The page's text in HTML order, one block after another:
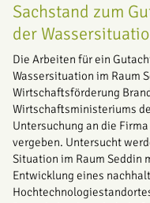
Sachstand zum
der
Die Arbeiten für ein
Wassersituation im Raum
Wirtschaftsförderung
Wirtschaftsministeriums
Untersuchung an die
vergeben. Untersucht
Situation im Raum Seddin
Entwicklung eines